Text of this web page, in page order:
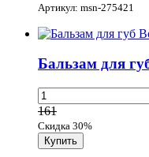
Артикул: msn-275421
Бальзам для
161
Скидка 30%